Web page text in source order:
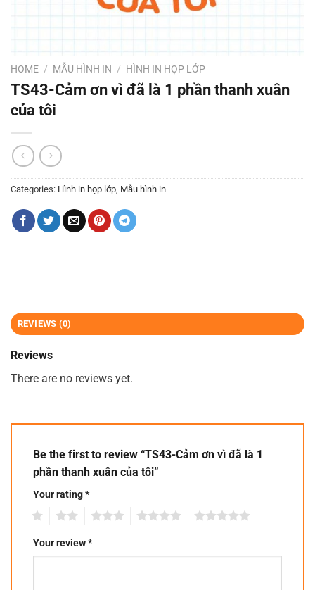
HOME / MẪU HÌNH IN / HÌNH IN HỌP LỚP
TS43-Cảm ơn vì đã là 1 phần thanh xuân
của tôi
Categories: Hình in họp lớp, Mẫu hình in
REVIEWS (0)
Reviews
There are no reviews yet.
Be the first to review “TS43-Cảm ơn vì đã là 1
phần thanh xuân của tôi”
Your rating*
Your review*